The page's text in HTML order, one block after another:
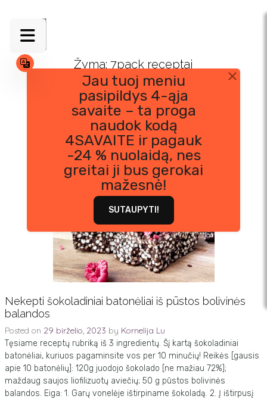
content
Jau tuoj meniu
pasipildys 4-ąja
savaite – ta proga
naudok kodą
4SAVAITE ir pagauk
-24 % nuolaidą, nes
greitai ji bus gerokai
mažesnė!
SUTAUPYTI!
Žyma: 7pack receptai
Nekepti šokoladiniai batonėliai iš pūstos bolivinės
balandos
Posted on 29 birželio, 2023 by Kornelija Lu
Tęsiame receptų rubriką iš 3 ingredientų. Šį kartą šokoladiniai
batonėliai, kuriuos pagaminsite vos per 10 minučių! Reikės [gausis
apie 10 batonėlių]: 120g juodojo šokolado [ne mažiau 72%];
maždaug saujos liofilizuotų aviečių; 50 g pūstos bolivinės
balandos. Eiga: 1. Garų vonelėje ištirpiname šokoladą. 2. Į ištirpusį